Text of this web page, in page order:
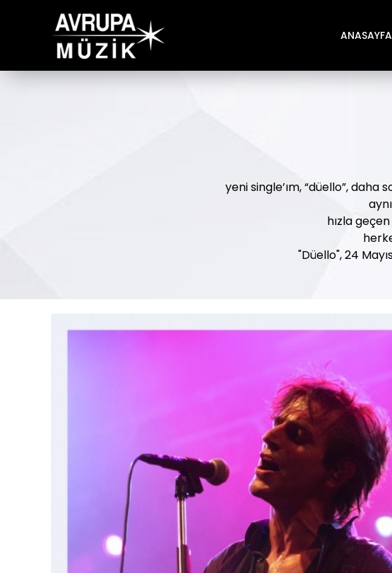
ANASAYFA
yeni single’ım, “düello”,
hızla
"Düello", 24